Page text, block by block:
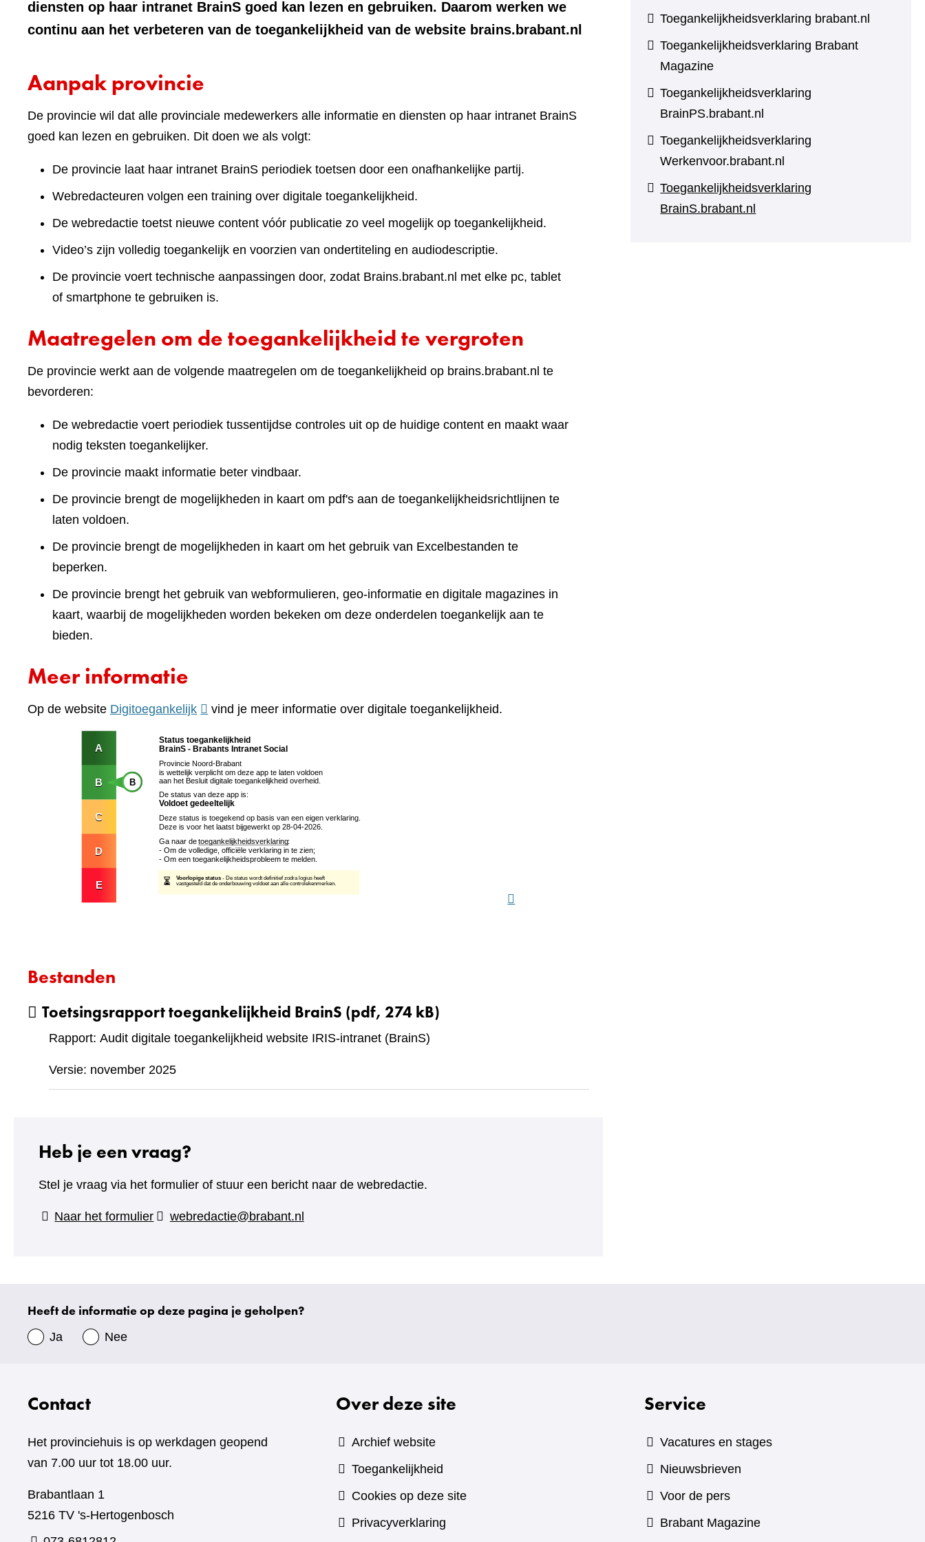
diensten op haar intranet BrainS goed kan lezen en gebruiken. Daarom werken we
continu aan het verbeteren van de toegankelijkheid van de website brains.brabant.nl
Aanpak provincie
De provincie wil dat alle provinciale medewerkers alle informatie en diensten op haar intranet BrainS
goed kan lezen en gebruiken. Dit doen we als volgt:
De provincie laat haar intranet BrainS periodiek toetsen door een onafhankelijke partij.
Webredacteuren volgen een training over digitale toegankelijkheid.
De webredactie toetst nieuwe content vóór publicatie zo veel mogelijk op toegankelijkheid.
Video’s zijn volledig toegankelijk en voorzien van ondertiteling en audiodescriptie.
De provincie voert technische aanpassingen door, zodat Brains.brabant.nl met elke pc, tablet
of smartphone te gebruiken is.
Maatregelen om de toegankelijkheid te vergroten
De provincie werkt aan de volgende maatregelen om de toegankelijkheid op brains.brabant.nl te
bevorderen:
De webredactie voert periodiek tussentijdse controles uit op de huidige content en maakt waar
nodig teksten toegankelijker.
De provincie maakt informatie beter vindbaar.
De provincie brengt de mogelijkheden in kaart om pdf's aan de toegankelijkheidsrichtlijnen te
laten voldoen.
De provincie brengt de mogelijkheden in kaart om het gebruik van Excelbestanden te
beperken.
De provincie brengt het gebruik van webformulieren, geo-informatie en digitale magazines in
kaart, waarbij de mogelijkheden worden bekeken om deze onderdelen toegankelijk aan te
bieden.
Meer informatie
Op de website Digitoegankelijk(verwijst
een
andere
website)
vind je meer informatie over digitale toegankelijkheid.
Bestanden
Toetsingsrapport toegankelijkheid BrainS (pdf, 274 kB)
Rapport: Audit digitale toegankelijkheid website IRIS-intranet (BrainS)
Versie: november 2025
Heb je een vraag?
Stel je vraag via het formulier of stuur een bericht naar de webredactie.
Naar het formulier(verwijst
webredactie@brabant.nl
Toegankelijkheidsverklaring brabant.nl
Toegankelijkheidsverklaring Brabant
Magazine
Toegankelijkheidsverklaring
BrainPS.brabant.nl
Toegankelijkheidsverklaring
Werkenvoor.brabant.nl
Toegankelijkheidsverklaring
BrainS.brabant.nl
Uw
gegevens
Heeft de informatie op deze pagina je geholpen?
Ja Nee
Contact
Het provinciehuis is op werkdagen geopend
van 7.00 uur tot 18.00 uur.
Brabantlaan 1
5216 TV 's-Hertogenbosch
Over deze site
Archief website
Toegankelijkheid
Cookies op deze site
Privacyverklaring
Service
Vacatures en stages
Nieuwsbrieven
Voor de pers
Brabant Magazine(verwijst